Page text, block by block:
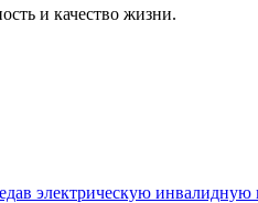
и качество жизни.
электрическую инвалидную